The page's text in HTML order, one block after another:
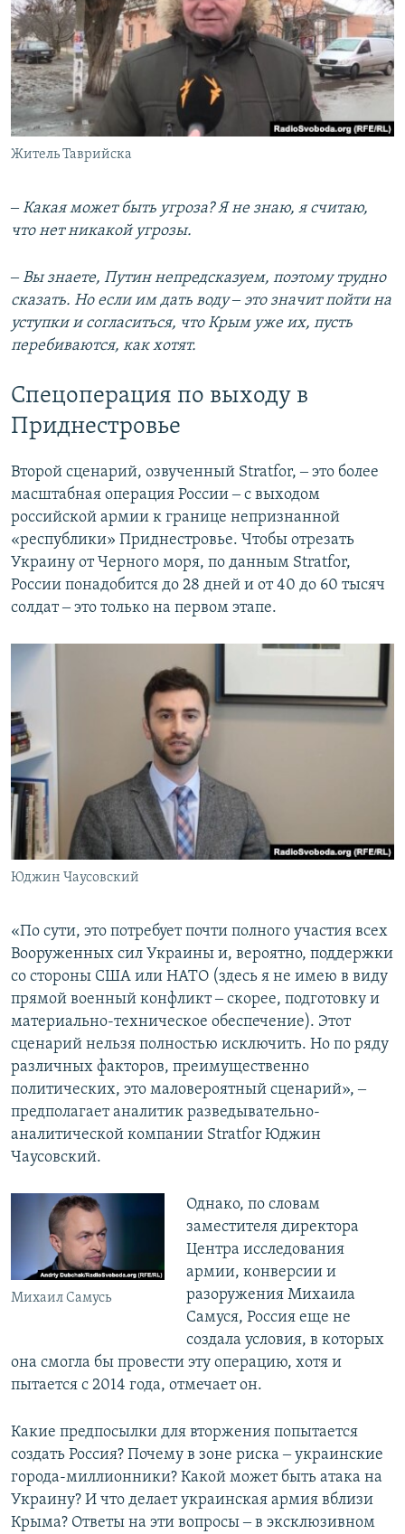
Житель Таврийска
‒ Какая может быть угроза? Я не знаю, я считаю,
что нет никакой угрозы.
‒ Вы знаете, Путин непредсказуем, поэтому трудно
сказать. Но если им дать воду ‒ это значит пойти на
уступки и согласиться, что Крым уже их, пусть
перебиваются, как хотят.
Спецоперация по выходу в
Приднестровье
Второй сценарий, озвученный Stratfor, ‒ это более
масштабная операция России ‒ с выходом
российской армии к границе непризнанной
«республики» Приднестровье. Чтобы отрезать
Украину от Черного моря, по данным Stratfor,
России понадобится до 28 дней и от 40 до 60 тысяч
солдат ‒ это только на первом этапе.
Юджин Чаусовский
«По сути, это потребует почти полного участия всех
Вооруженных сил Украины и, вероятно, поддержки
со стороны США или НАТО (здесь я не имею в виду
прямой военный конфликт ‒ скорее, подготовку и
материально-техническое обеспечение). Этот
сценарий нельзя полностью исключить. Но по ряду
различных факторов, преимущественно
политических, это маловероятный сценарий», ‒
предполагает аналитик разведывательно-
аналитической компании Stratfor Юджин
Чаусовский.
Михаил Самусь
Однако, по словам
заместителя директора
Центра исследования
армии, конверсии и
разоружения Михаила
Самуся, Россия еще не
создала условия, в которых
она смогла бы провести эту операцию, хотя и
пытается с 2014 года, отмечает он.
Какие предпосылки для вторжения попытается
создать Россия? Почему в зоне риска ‒ украинские
города-миллионники? Какой может быть атака на
Украину? И что делает украинская армия вблизи
Крыма? Ответы на эти вопросы ‒ в эксклюзивном